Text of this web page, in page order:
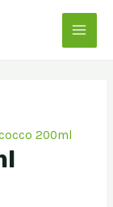
MAIN
200ml